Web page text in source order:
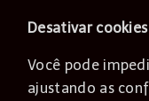
Desativar cookies
Você pode
ajustando as